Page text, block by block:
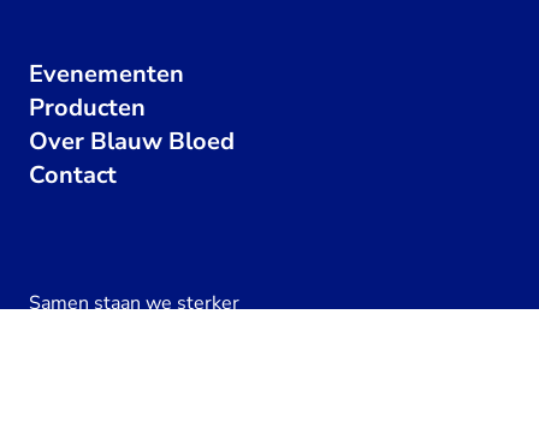
Evenementen
Producten
Over Blauw Bloed
Contact
Samen staan we sterker